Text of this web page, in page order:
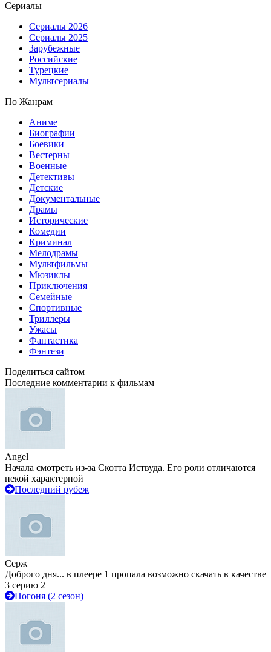
Сериалы
Сериалы 2026
Сериалы 2025
Зарубежные
Российские
Турецкие
Мультсериалы
По Жанрам
Аниме
Биографии
Боевики
Вестерны
Военные
Детективы
Детские
Документальные
Драмы
Исторические
Комедии
Криминал
Мелодрамы
Мультфильмы
Мюзиклы
Приключения
Семейные
Спортивные
Триллеры
Ужасы
Фантастика
Фэнтези
Поделиться сайтом
Последние комментарии к фильмам
Angel
Начала смотреть из-за Скотта Иствуда. Его роли отличаются
некой характерной
Последний рубеж
Серж
Доброго дня... в плеере 1 пропала возможно скачать в качестве
3 серию 2
Погоня (2 сезон)